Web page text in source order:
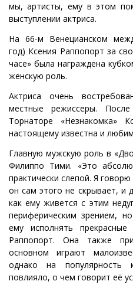
мы, артисты, ему в этом
выступлении актриса.
На 66-м Венецианском
год) Ксения Раппопорт за
часе» была награждена
женскую роль.
Актриса очень
местные режиссеры.
Торнаторе «Незнакомка»
настоящему известна и
Главную мужскую роль в
Филиппо Тими. «Это
практически слепой. Я
он сам этого не скрывает, и
как ему живется с этим
периферическим зрением,
ему исполнять
Раппопорт. Она также
основном играют
однако на популярность
повлияло, о чем говорит её